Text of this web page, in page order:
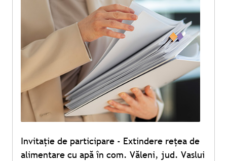
Invitație de participare - Extindere rețea de
alimentare cu apă în com. Văleni, jud. Vaslui